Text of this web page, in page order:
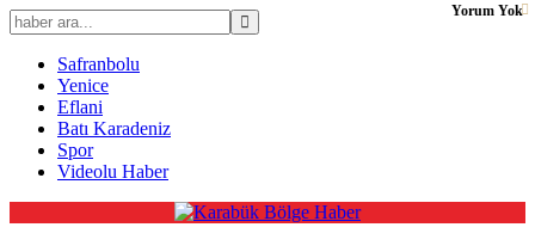
Safranbolu
Yenice
Eflani
Batı Karadeniz
Spor
Videolu Haber
Yorum Yok